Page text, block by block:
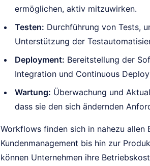
ermöglichen, aktiv mitzuwirken.
Testen: Durchführung von Tests,
Unterstützung der
Deployment: Bereitstellung der
Integration und Continuous
Wartung: Überwachung und
dass sie den sich ändernden
Workflows finden sich in nahezu allen
Kundenmanagement bis hin zur
können Unternehmen ihre